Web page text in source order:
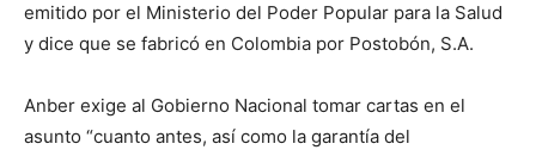
emitido por el Ministerio del Poder Popular para la Salud
y dice que se fabricó en Colombia por Postobón, S.A.
Anber exige al Gobierno Nacional tomar cartas en el
asunto “cuanto antes, así como la garantía del